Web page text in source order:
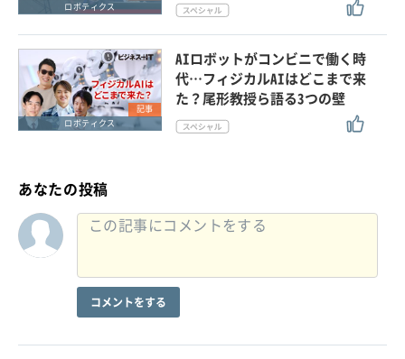
ロボティクス
記事
ロボティクス
AIロボットがコンビニで働く時
代…フィジカルAIはどこまで来
た？尾形教授ら語る3つの壁
あなたの投稿
コメントをする